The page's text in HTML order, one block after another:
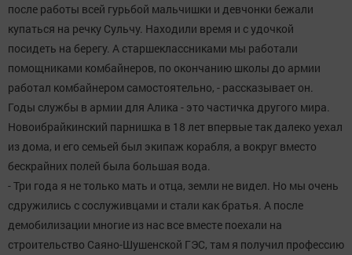
после работы всей гурьбой мальчишки и девчонки бежали
купаться на речку Сульчу. Находили время и с удочкой
посидеть на берегу. А старшеклассниками мы работали
помощниками комбайнеров, по окончанию школы до армии
работал комбайнером самостоятельно, - рассказывает он.
Годы службы в армии для Алика - это частичка другого мира.
Новоибрайкинский парнишка в 18 лет впервые так далеко уехал
из дома, и его семьей был экипаж корабля, а вокруг вместо
бескрайних полей была большая вода.
- Три года я не только мать и отца, земли не видел. Но мы очень
сдружились с сослуживцами и стали как братья. А после
демобилизации многие из нас все вместе поехали на
строительство Саяно-Шушенской ГЭС, там я получил профессию